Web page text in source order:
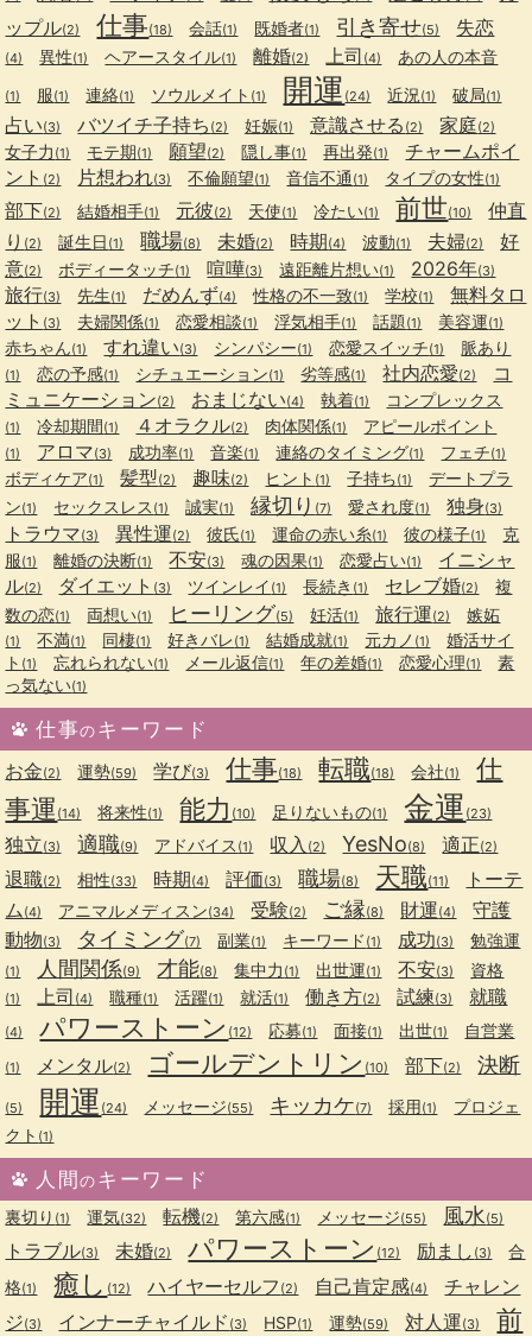
ップル(2) 仕事(18) 会話(1) 既婚者(1) 引き寄せ(5) 失恋
(4) 異性(1) ヘアースタイル(1) 離婚(2) 上司 (4) あの人の本音
(1) 服(1) 連絡(1) ソウルメイト (1) 開運 (24) 近況 (1) 破局(1)
占い(3) バツイチ子持ち (2) 妊娠(1) 意識させる (2) 家庭(2)
女子力 (1) モテ期(1) 願望(2) 隠し事(1) 再出発(1)
チャームポイ
ント (2) 片想われ(3) 不倫願望(1) 音信不通 (1) タイプの女性(1)
部下(2) 結婚相手(1) 元彼(2) 天使(1) 冷たい(1) 前世(10)
仲直
り (2) 誕生日 (1) 職場(8) 未婚(2) 時期(4) 波動(1) 夫婦(2)
好
意(2) ボディータッチ(1) 喧嘩(3) 遠距離片想い(1) 2026年(3)
旅行(3) 先生(1) だめんず(4) 性格の不一致(1) 学校(1)
無料タロ
ット (3) 夫婦関係(1) 恋愛相談(1) 浮気相手(1) 話題(1) 美容運(1)
赤ちゃん(1) すれ違い(3) シンパシー(1) 恋愛スイッチ(1) 脈あり
(1) 恋の予感(1) シチュエーション(1) 劣等感(1) 社内恋愛(2)
コ
ミュニケーション(2) おまじない(4) 執着(1) コンプレックス
(1) 冷却期間(1) ４オラクル(2) 肉体関係(1) アピールポイント
(1) アロマ(3) 成功率(1) 音楽(1) 連絡のタイミング(1) フェチ(1)
ボディケア(1) 髪型(2) 趣味(2) ヒント (1) 子持ち(1)
デートプラ
ン(1) セックスレス (1) 誠実(1) 縁切り (7) 愛され度(1) 独身(3)
トラウマ(3) 異性運(2) 彼氏(1) 運命の赤い糸(1) 彼の様子(1)
克
服(1) 離婚の決断(1) 不安(3) 魂の因果(1) 恋愛占い(1)
イニシャ
ル(2) ダイエット (3) ツインレイ (1) 長続き (1) セレブ婚(2)
複
数の恋(1) 両想い(1) ヒーリング(5) 妊活(1) 旅行運(2) 嫉妬
(1) 不満(1) 同棲(1) 好きバレ(1) 結婚成就(1) 元カノ (1)
婚活サイ
ト (1) 忘れられない(1) メール返信(1) 年の差婚(1) 恋愛心理(1)
素
っ気ない(1)
仕事のキーワード
お金(2) 運勢(59) 学び(3) 仕事(18) 転職(18) 会社(1)
仕
事運 (14) 将来性(1) 能力 (10) 足りないもの(1) 金運 (23)
独立(3) 適職(9) アドバイス (1) 収入 (2) YesNo(8) 適正(2)
退職(2) 相性(33) 時期(4) 評価(3) 職場(8) 天職(11)
トーテ
ム (4) アニマルメディスン(34) 受験(2) ご縁(8) 財運(4)
守護
動物(3) タイミング(7) 副業(1) キーワード (1) 成功(3) 勉強運
(1) 人間関係(9) 才能(8) 集中力 (1) 出世運(1) 不安(3) 資格
(1) 上司 (4) 職種(1) 活躍(1) 就活(1) 働き方(2) 試練(3) 就職
(4) パワーストーン (12) 応募(1) 面接(1) 出世(1) 自営業
(1) メンタル(2) ゴールデントリン (10) 部下(2) 決断
(5) 開運 (24) メッセージ(55) キッカケ(7) 採用(1)
プロジェ
クト (1)
人間のキーワード
裏切り (1) 運気(32) 転機(2) 第六感(1) メッセージ(55) 風水(5)
トラブル(3) 未婚(2) パワーストーン (12) 励まし (3)
合
格(1) 癒し (12) ハイヤーセルフ (2) 自己肯定感(4)
チャレン
ジ(3) インナーチャイルド (3) HSP(1) 運勢(59) 対人運(3)
前